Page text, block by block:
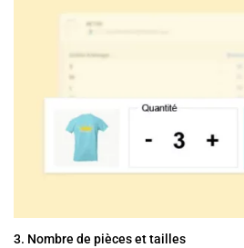
3. Nombre de pièces et tailles